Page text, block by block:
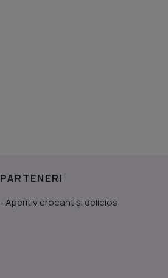
PARTENERI